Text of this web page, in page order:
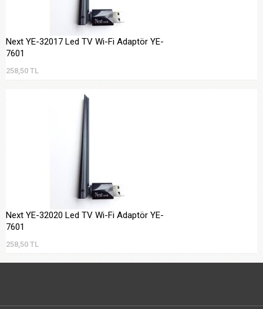
Next YE-32017 Led TV Wi-Fi Adaptör YE-
7601
258,50 TL
Next YE-32020 Led TV Wi-Fi Adaptör YE-
7601
258,50 TL